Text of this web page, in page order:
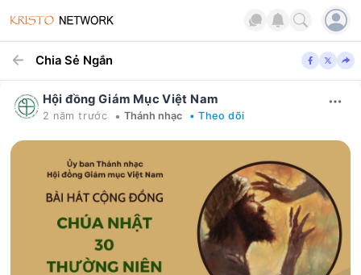
Chia Sẻ Ngắn
Hội đồng Giám Mục Việt Nam
2 năm trước • Thánh nhạc • Theo dõi